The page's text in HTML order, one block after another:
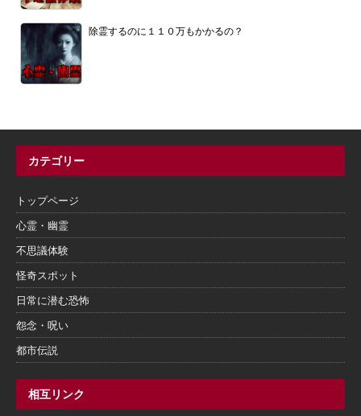
除霊するのに１１０万もかかるの？
カテゴリー
トップページ
心霊・幽霊
不思議体験
怪奇スポット
日常に潜む恐怖
怨念・呪い
都市伝説
相互リンク